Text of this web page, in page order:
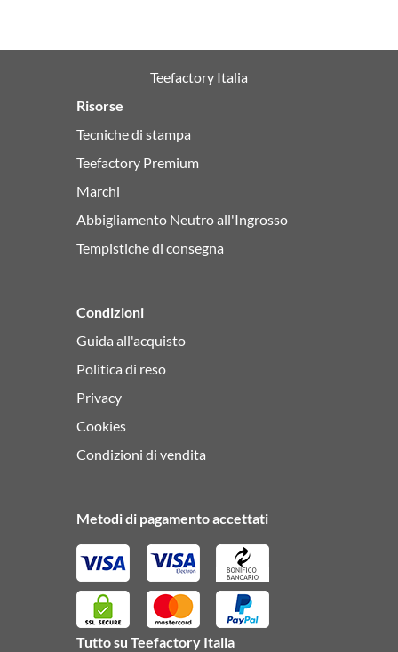
Teefactory Italia
Risorse
Tecniche di stampa
Teefactory Premium
Marchi
Abbigliamento Neutro all'Ingrosso
Tempistiche di consegna
Condizioni
Guida all'acquisto
Politica di reso
Privacy
Cookies
Condizioni di vendita
Metodi di pagamento accettati
Tutto su Teefactory Italia